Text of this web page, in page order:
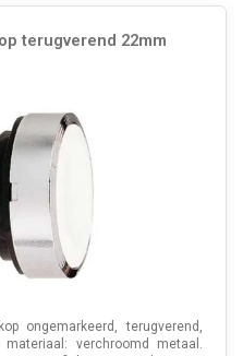
terugverend 22mm
ongemarkeerd, terugverend,
verchroomd metaal.